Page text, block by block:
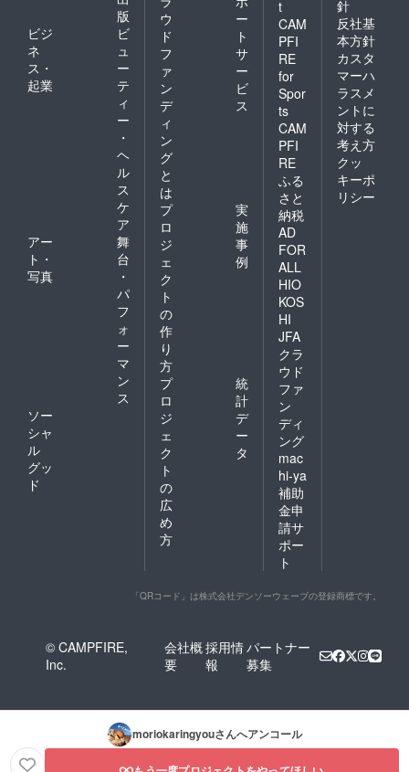
版
ビジ
ネ
ス・
起業
ビ
ュ
ー
テ
ィ
ー
・
ヘ
ル
ス
ケ
ア
アー
ト・
写真
舞
台
・
パ
フ
ォ
ー
マ
ン
ス
ソー
シャ
ル
グッ
ド
ウ
ド
フ
ァ
ン
デ
ィ
ン
グ
と
は
ー
ト
サ
ー
ビ
ス
プ
ロ
ジ
ェ
ク
ト
の
作
り
方
実
施
事
例
プ
ロ
ジ
ェ
ク
ト
の
広
め
方
統
計
デ
ー
タ
t
CAM
PFI
RE
for
Spor
ts
CAM
PFI
RE
ふる
さと
納税
AD
FOR
ALL
HIO
KOS
HI
JFA
クラ
ウド
ファ
ン
ディ
ング
mac
hi-ya
補助
金申
請サ
ポー
ト
針
反社基
本方針
カスタ
マーハ
ラスメ
ントに
対する
考え方
クッ
キーポ
リシー
「QRコード」は株式会社デンソーウェーブの登録商標です。
© CAMPFIRE,
Inc.
会社概
要
採用情
報
パートナー
募集
moriokaringyouさんへアンコール